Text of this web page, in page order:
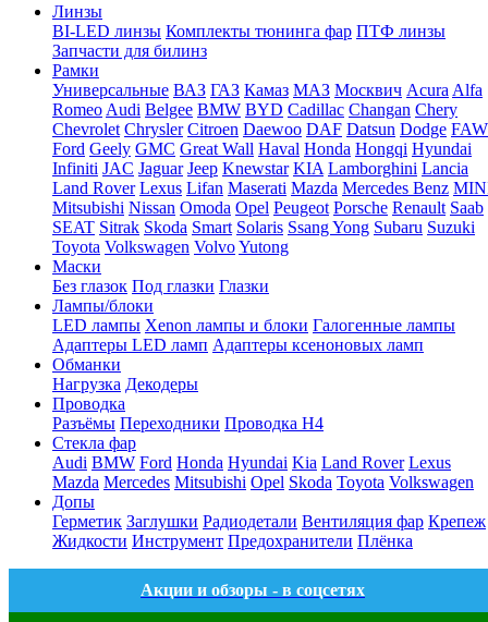
Линзы
BI-LED линзы Комплекты тюнинга фар ПТФ линзы
Запчасти для билинз
Рамки
Универсальные ВАЗ ГАЗ Камаз МАЗ Москвич Acura Alfa
Romeo Audi Belgee BMW BYD Cadillac Changan Chery
Chevrolet Chrysler Citroen Daewoo DAF Datsun Dodge FAW
Ford Geely GMC Great Wall Haval Honda Hongqi Hyundai
Infiniti JAC Jaguar Jeep Knewstar KIA Lamborghini Lancia
Land Rover Lexus Lifan Maserati Mazda Mercedes Benz
Mitsubishi Nissan Omoda Opel Peugeot Porsche Renault Saab
SEAT Sitrak Skoda Smart Solaris Ssang Yong Subaru Suzuki
Toyota Volkswagen VolvoYutong
Маски
Без глазок Под глазки Глазки
Лампы/блоки
LED лампы Xenon лампы и блоки Галогенные лампы
Адаптеры LED ламп Адаптеры ксеноновых ламп
Обманки
Нагрузка Декодеры
Проводка
Разъёмы Переходники Проводка H4
Стекла фар
Audi BMW Ford Honda Hyundai Kia Land Rover Lexus
Mazda Mercedes Mitsubishi Opel Skoda Toyota Volkswagen
Допы
Герметик Заглушки Радиодетали Вентиляция фар Крепеж
Жидкости Инструмент Предохранители Плёнка
Акции и обзоры - в соцсетях